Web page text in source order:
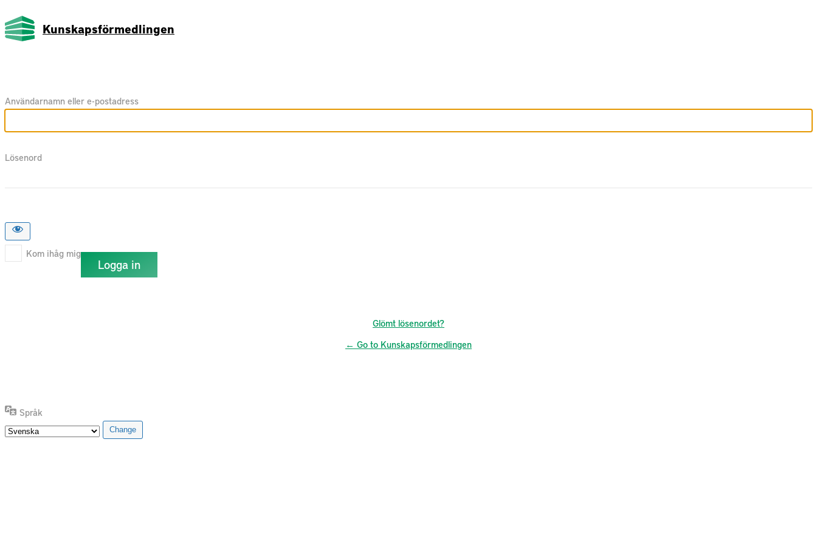
Kunskapsförmedlingen
Användarnamn eller e-postadress
Lösenord
Kom ihåg mig
Glömt lösenordet?
← Go to Kunskapsförmedlingen
Språk